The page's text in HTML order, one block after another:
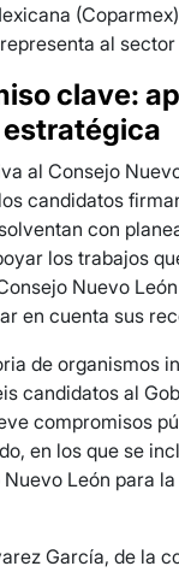
al
clave:
al Consejo
candidatos
con
los trabajos
Nuevo
en cuenta sus
de organismos
candidatos al
compromisos
en los que se
León para
García, de la